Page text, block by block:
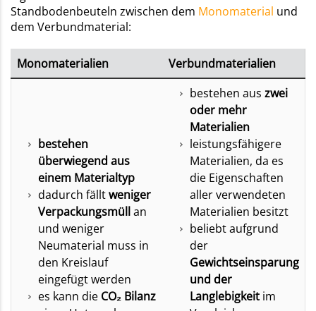
Standbodenbeuteln zwischen dem Monomaterial und
dem Verbundmaterial:
Monomaterialien Verbundmaterialien
bestehen
überwiegend aus
einem Materialtyp
dadurch fälltweniger
Verpackungsmüllan
und weniger
Neumaterial muss in
den Kreislauf
eingefügt werden
es kann die CO₂ Bilanz
bestehen aus zwei
oder mehr
Materialien
leistungsfähigere
Materialien, da es
die Eigenschaften
aller verwendeten
Materialien besitzt
beliebt aufgrund
der
Gewichtseinsparung
und der
Langlebigkeit im